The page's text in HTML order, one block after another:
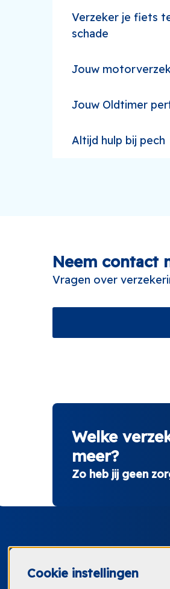
Cookie instellingen
Verzeker je fiets
schade
Jouw
Jouw Oldtimer
Altijd hulp bij pech
Neem contact
Vragen over
Welke
meer?
Zo heb jij geen